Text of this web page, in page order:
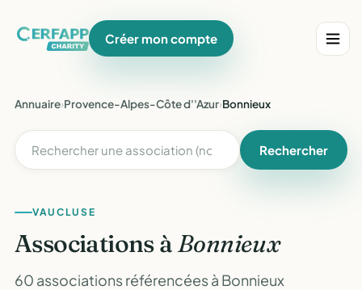
Créer mon compte
Annuaire›Provence-Alpes-Côte d''Azur›Bonnieux
Rechercher
VAUCLUSE
Associations àBonnieux
60 associations référencées à Bonnieux